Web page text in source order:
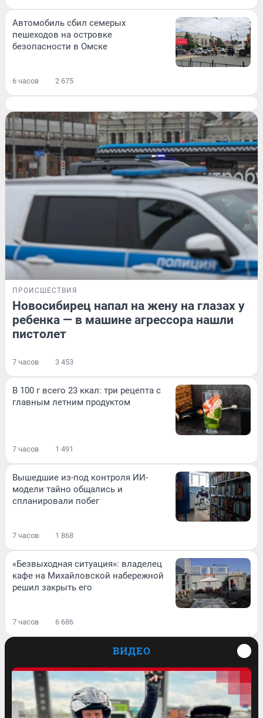
Автомобиль сбил семерых
пешеходов на островке
безопасности в Омске
6 часов 2 675
ПРОИСШЕСТВИЯ
Новосибирец напал на жену на глазах у
ребенка — в машине агрессора нашли
пистолет
7 часов 3 453
В 100 г всего 23 ккал: три рецепта с
главным летним продуктом
7 часов 1 491
Вышедшие из-под контроля ИИ-
модели тайно общались и
спланировали побег
7 часов 1 868
«Безвыходная ситуация»: владелец
кафе на Михайловской набережной
решил закрыть его
7 часов 6 686
ВИДЕО